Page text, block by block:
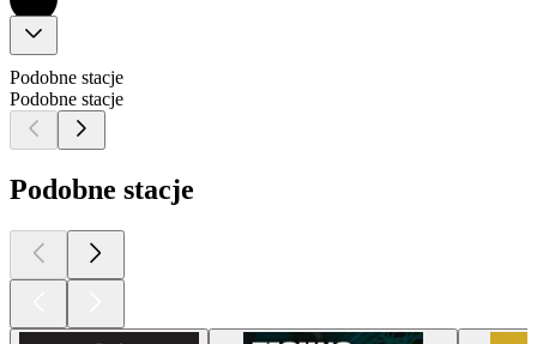
Podobne stacje
Podobne stacje
Podobne stacje